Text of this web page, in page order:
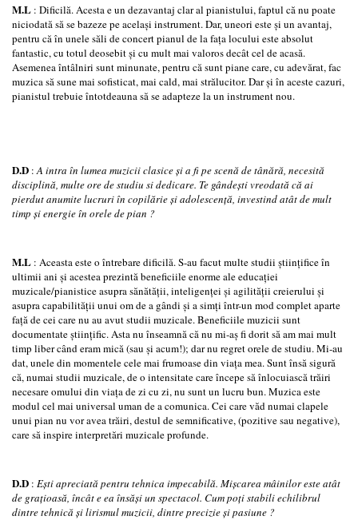
M.L : Dificilă. Acesta e un dezavantaj clar al pianistului, faptul că nu poate
niciodată să se bazeze pe acelaşi instrument. Dar, uneori este şi un avantaj,
pentru că în unele săli de concert pianul de la faţa locului este absolut
fantastic, cu totul deosebit şi cu mult mai valoros decât cel de acasă.
Asemenea întâlniri sunt minunate, pentru că sunt piane care, cu adevărat, fac
muzica să sune mai sofisticat, mai cald, mai strălucitor. Dar şi în aceste cazuri,
pianistul trebuie întotdeauna să se adapteze la un instrument nou.
D.D :A intra în lumea muzicii clasice şi a fi pe scenă de tânără, necesită
disciplină, multe ore de studiu si dedicare. Te gândeşti vreodată că ai
pierdut anumite lucruri în copilărie şi adolescenţă, investind atât de mult
timp şi energie în orele de pian ?
M.L : Aceasta este o întrebare dificilă. S-au facut multe studii ştiinţifice în
ultimii ani şi acestea prezintă beneficiile enorme ale educaţiei
muzicale/pianistice asupra sănătăţii, inteligenţei şi agilităţii creierului şi
asupra capabilităţii unui om de a gândi şi a simţi într-un mod complet aparte
faţă de cei care nu au avut studii muzicale. Beneficiile muzicii sunt
documentate ştiinţific. Asta nu înseamnă că nu mi-aş fi dorit să am mai mult
timp liber când eram mică (sau şi acum!); dar nu regret orele de studiu. Mi-au
dat, unele din momentele cele mai frumoase din viaţa mea. Sunt însă sigură
că, numai studii muzicale, de o intensitate care începe să înlocuiască trăiri
necesare omului din viaţa de zi cu zi, nu sunt un lucru bun. Muzica este
modul cel mai universal uman de a comunica. Cei care văd numai clapele
unui pian nu vor avea trăiri, destul de semnificative, (pozitive sau negative),
care să inspire interpretări muzicale profunde.
D.D : Eşti apreciată pentru tehnica impecabilă. Mişcarea mâinilor este atât
de graţioasă, încât e ea însăşi un spectacol. Cum poţi stabili echilibrul
dintre tehnică şi lirismul muzicii, dintre precizie şi pasiune ?